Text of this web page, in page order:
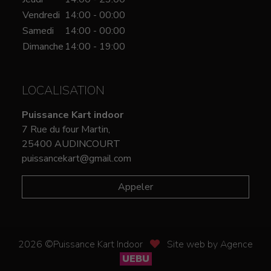
Vendredi 14:00 - 00:00
Samedi
14:00 - 00:00
Dimanche 14:00 - 19:00
LOCALISATION
Puissance Kart indoor
7 Rue du four Martin,
25400 AUDINCOURT
puissancekart@gmail.com
Appeler
2026 ©Puissance Kart Indoor
Site web by Agence
UEBU